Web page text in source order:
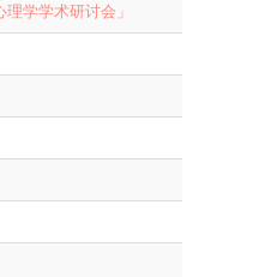
学学术研讨会」